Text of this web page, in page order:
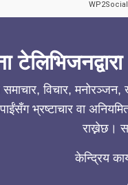
विचार,
भ्रष्टाचार वा
राख्नेछ।
केन्द्रिय